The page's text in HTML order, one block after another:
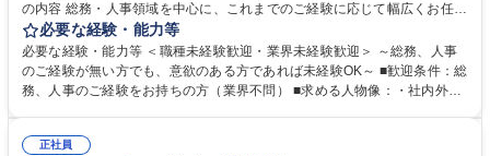
の内容 総務・人事領域を中心に、これまでのご経験に応じて幅広くお任せ
します。 ＜具体的には＞ ・総務/人事労務（給与・社保・勤怠管理など）
・採用・教育研修 ・福利厚生運用 など ※基本的には事務所勤務ですが、
採用や教育等の業務内容により、関西圏以外への日帰り・宿泊を伴う国内
出張もございます。 ※担当業務を持ちつつ、お互いに助け合いながら、総
必要な経験・能力等
必要な経験・能力等 ＜職種未経験歓迎・業界未経験歓迎＞ ～総務、人事
のご経験が無い方でも、意欲のある方であれば未経験OK～ ■歓迎条件：総
務、人事のご経験をお持ちの方（業界不問） ■求める人物像：・社内外の
正社員